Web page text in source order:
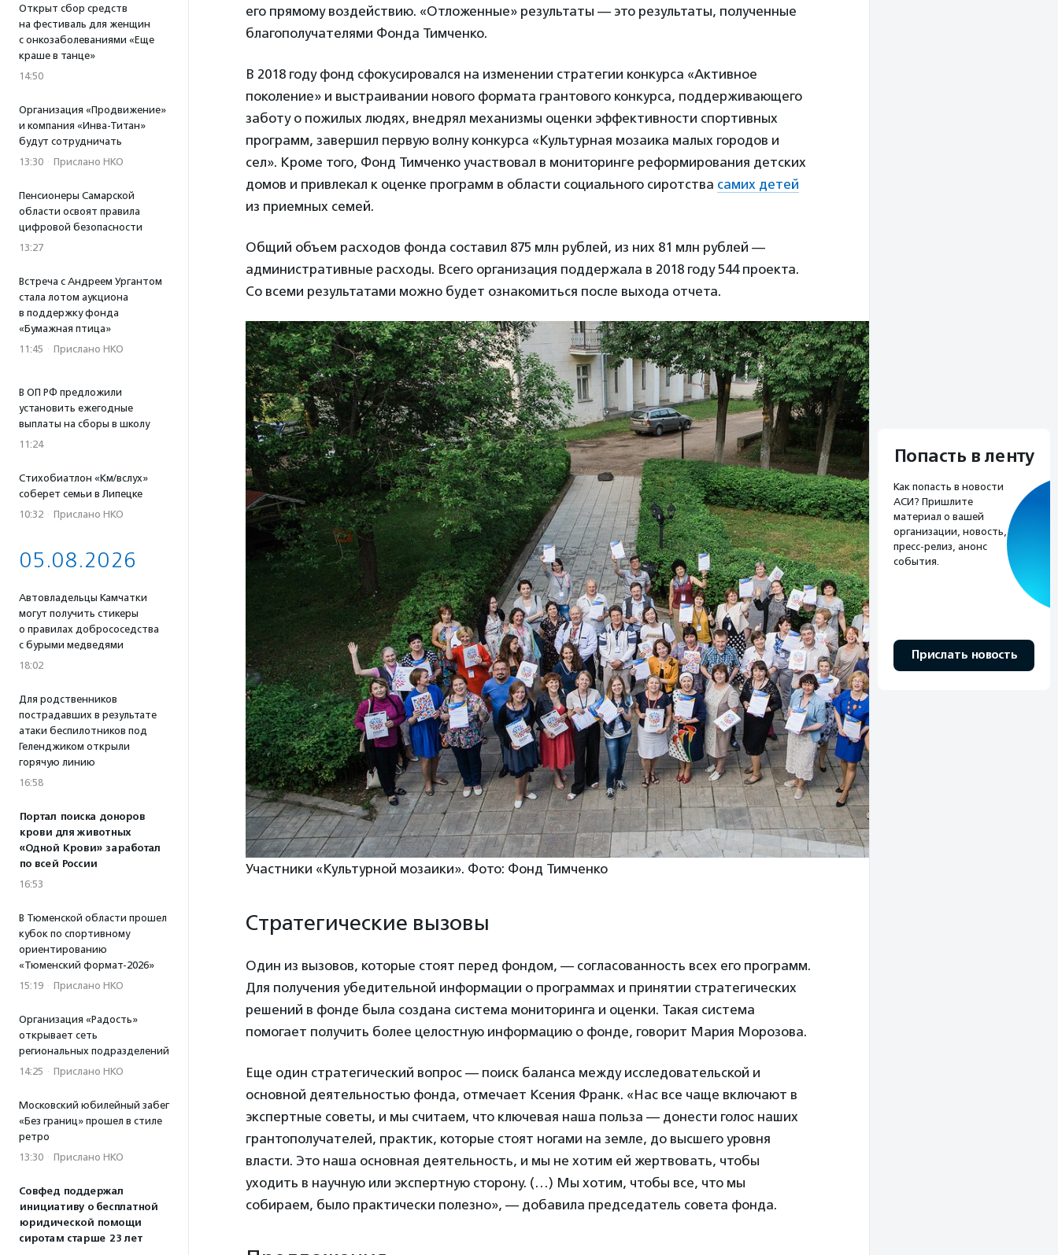
Открыт сбор средств
на фестиваль для женщин
с онкозаболеваниями «Еще
краше в танце»
14:50
Организация «Продвижение»
и компания «Инва-Титан»
будут сотрудничать
13:30 · Прислано НКО
Пенсионеры Самарской
области освоят правила
цифровой безопасности
13:27
Встреча с Андреем Ургантом
стала лотом аукциона
в поддержку фонда
«Бумажная птица»
11:45 · Прислано НКО
В ОП РФ предложили
установить ежегодные
выплаты на сборы в школу
11:24
Стихобиатлон «Км/вслух»
соберет семьи в Липецке
10:32 · Прислано НКО
05.08.2026
Автовладельцы Камчатки
могут получить стикеры
о правилах добрососедства
с бурыми медведями
18:02
Для родственников
пострадавших в результате
атаки беспилотников под
Геленджиком открыли
горячую линию
16:58
Портал поиска доноров
крови для животных
«Одной Крови» заработал
по всей России
16:53
В Тюменской области прошел
кубок по спортивному
ориентированию
«Тюменский формат-2026»
15:19 · Прислано НКО
Организация «Радость»
открывает сеть
региональных подразделений
14:25 · Прислано НКО
Московский юбилейный забег
«Без границ» прошел в стиле
ретро
13:30 · Прислано НКО
Совфед поддержал
инициативу о бесплатной
юридической помощи
сиротам старше 23 лет
его прямому воздействию. «Отложенные» результаты — это результаты, полученные
благополучателями Фонда Тимченко.
В 2018 году фонд сфокусировался на изменении стратегии конкурса «Активное
поколение» и выстраивании нового формата грантового конкурса, поддерживающего
заботу о пожилых людях, внедрял механизмы оценки эффективности спортивных
программ, завершил первую волну конкурса «Культурная мозаика малых городов и
сел». Кроме того, Фонд Тимченко участвовал в мониторинге реформирования детских
домов и привлекал к оценке программ в области социального сиротства самих детей
из приемных семей.
Общий объем расходов фонда составил 875 млн рублей, из них 81 млн рублей —
административные расходы. Всего организация поддержала в 2018 году 544 проекта.
Со всеми результатами можно будет ознакомиться после выхода отчета.
Участники «Культурной мозаики». Фото: Фонд Тимченко
Стратегические вызовы
Один из вызовов, которые стоят перед фондом, — согласованность всех его программ.
Для получения убедительной информации о программах и принятии стратегических
решений в фонде была создана система мониторинга и оценки. Такая система
помогает получить более целостную информацию о фонде, говорит Мария Морозова.
Еще один стратегический вопрос — поиск баланса между исследовательской и
основной деятельностью фонда, отмечает Ксения Франк. «Нас все чаще включают в
экспертные советы, и мы считаем, что ключевая наша польза — донести голос наших
грантополучателей, практик, которые стоят ногами на земле, до высшего уровня
власти. Это наша основная деятельность, и мы не хотим ей жертвовать, чтобы
уходить в научную или экспертную сторону. (…) Мы хотим, чтобы все, что мы
собираем, было практически полезно», — добавила председатель совета фонда.
Попасть в ленту
Как попасть в новости
АСИ? Пришлите
материал о вашей
организации, новость,
пресс-релиз, анонс
события.
Прислать новость